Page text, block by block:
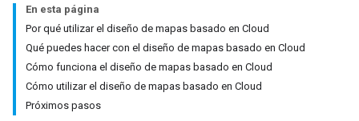
En esta página
Por qué utilizar el diseño de mapas basado en Cloud
Qué puedes hacer con el diseño de mapas basado en Cloud
Cómo funciona el diseño de mapas basado en Cloud
Cómo utilizar el diseño de mapas basado en Cloud
Próximos pasos